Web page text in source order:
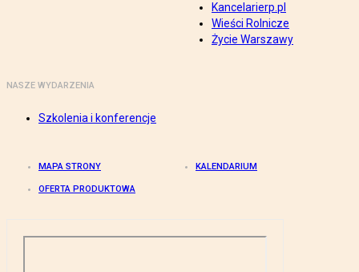
Kancelarierp.pl
Wieści Rolnicze
Życie Warszawy
NASZE WYDARZENIA
Szkolenia i konferencje
MAPA STRONY KALENDARIUM
OFERTA PRODUKTOWA